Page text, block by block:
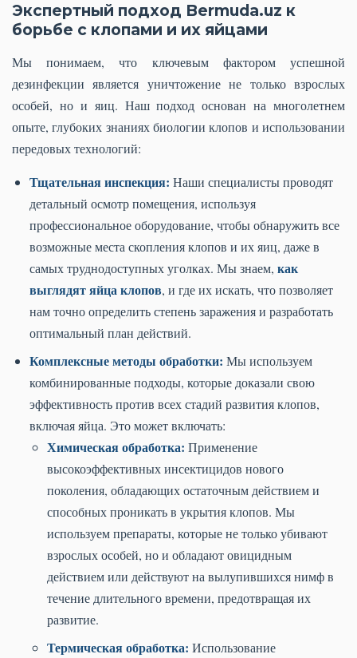
Экспертный подход Bermuda.uz к
борьбе с клопами и их яйцами
Мы понимаем, что ключевым фактором успешной
дезинфекции является уничтожение не только взрослых
особей, но и яиц. Наш подход основан на многолетнем
опыте, глубоких знаниях биологии клопов и использовании
передовых технологий:
Тщательная инспекция: Наши специалисты проводят
детальный осмотр помещения, используя
профессиональное оборудование, чтобы обнаружить все
возможные места скопления клопов и их яиц, даже в
самых труднодоступных уголках. Мы знаем, как
выглядят яйца клопов, и где их искать, что позволяет
нам точно определить степень заражения и разработать
оптимальный план действий.
Комплексные методы обработки: Мы используем
комбинированные подходы, которые доказали свою
эффективность против всех стадий развития клопов,
включая яйца. Это может включать:
Химическая обработка: Применение
высокоэффективных инсектицидов нового
поколения, обладающих остаточным действием и
способных проникать в укрытия клопов. Мы
используем препараты, которые не только убивают
взрослых особей, но и обладают овицидным
действием или действуют на вылупившихся нимф в
течение длительного времени, предотвращая их
развитие.
Термическая обработка: Использование